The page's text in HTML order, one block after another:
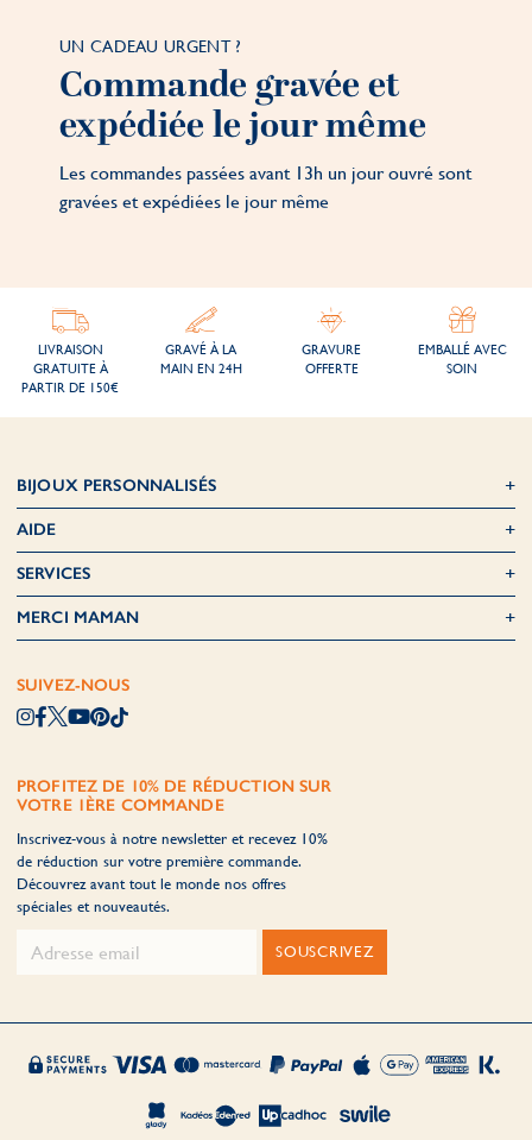
UN CADEAU URGENT ?
Commande gravée et
expédiée le jour même
Les commandes passées avant 13h un jour ouvré sont
gravées et expédiées le jour même
LIVRAISON
GRATUITE À
PARTIR DE 150€
GRAVÉ À LA
MAIN EN 24H
GRAVURE
OFFERTE
EMBALLÉ AVEC
SOIN
BIJOUX PERSONNALISÉS
AIDE
SERVICES
MERCI MAMAN
SUIVEZ-NOUS
PROFITEZ DE 10% DE RÉDUCTION SUR
VOTRE 1ÈRE COMMANDE
Inscrivez-vous à notre newsletter et recevez 10%
de réduction sur votre première commande.
Découvrez avant tout le monde nos offres
spéciales et nouveautés.
SOUSCRIVEZ